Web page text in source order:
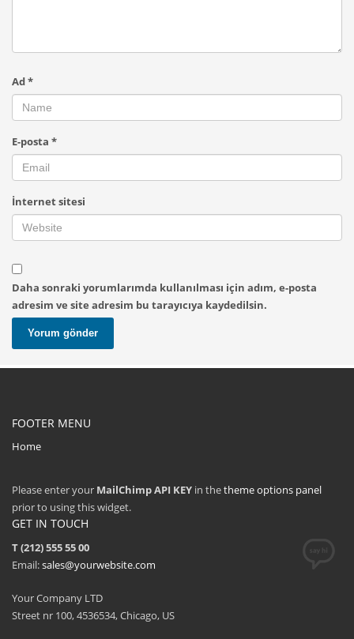
Ad*
E-posta *
İnternet sitesi
Daha sonraki yorumlarımda kullanılması için adım, e-posta
adresim ve site adresim bu tarayıcıya kaydedilsin.
FOOTER MENU
Home
Please enter your MailChimp API KEY in thetheme options panel
prior to using this widget.
GET IN TOUCH
T (212) 555 55 00
Email:sales@yourwebsite.com
Your Company LTD
Street nr 100, 4536534, Chicago, US